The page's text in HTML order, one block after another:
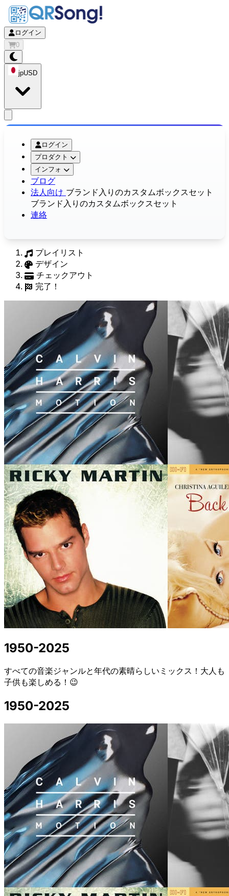
ログイン
0
jpUSD
ログイン
プロダクト
インフォ
ブログ
法人向け ブランド入りのカスタムボックスセット
ブランド入りのカスタムボックスセット
連絡
プレイリスト
デザイン
チェックアウト
完了！
1950-2025
すべての音楽ジャンルと年代の素晴らしいミックス！大人も
子供も楽しめる！😉
1950-2025